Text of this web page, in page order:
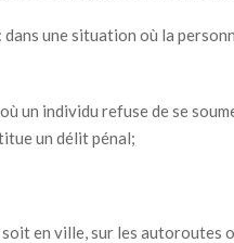
une situation où la
un individu refuse de se
un délit pénal;
soit en ville, sur les